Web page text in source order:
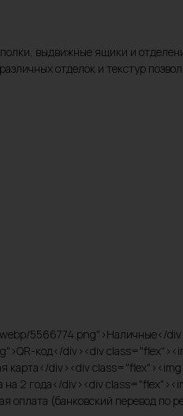
выдвижные ящики и
отделок и текстур
5566774.png">Наличные</
код</div><div
div><div
2 года</div><div
(банковский перевод по